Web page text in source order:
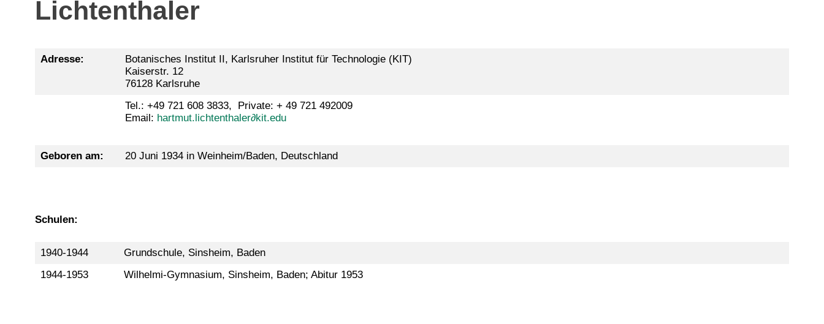
Lichtenthaler
Adresse:
Botanisches Institut II, Karlsruher Institut für Technologie (KIT)
Kaiserstr. 12
76128 Karlsruhe
Tel.: +49 721 608 3833, Private: + 49 721 492009
Email: hartmut.lichtenthaler∂kit.edu
Geboren am: 20 Juni 1934 in Weinheim/Baden, Deutschland
Schulen:
1940-1944
Grundschule, Sinsheim, Baden
1944-1953
Wilhelmi-Gymnasium, Sinsheim, Baden; Abitur 1953